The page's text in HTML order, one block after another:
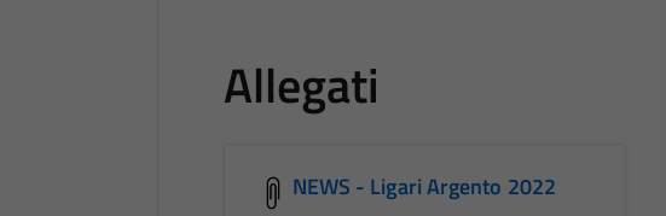
Allegati
NEWS - Ligari Argento 2022